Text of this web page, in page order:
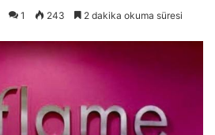
1 243 2 dakika okuma süresi